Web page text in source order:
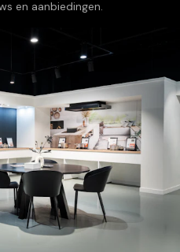
en aanbiedingen.